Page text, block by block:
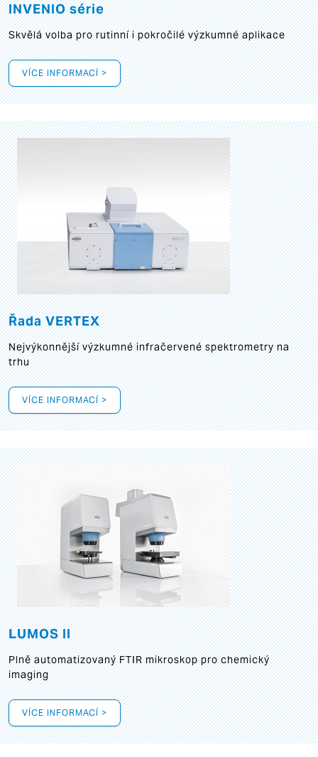
INVENIO série
Skvělá volba pro rutinní i pokročilé výzkumné aplikace
VÍCE INFORMACÍ >
Řada VERTEX
Nejvýkonnější výzkumné infračervené spektrometry na
trhu
VÍCE INFORMACÍ >
LUMOS II
Plně automatizovaný FTIR mikroskop pro chemický
imaging
VÍCE INFORMACÍ >